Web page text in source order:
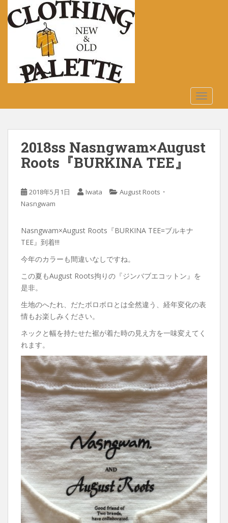
n
2018ss Nasngwam×August
Roots『BURKINA TEE』
2018年5月1日 Iwata August Roots ・
Nasngwam
Nasngwam×August Roots『BURKINA TEE=ブルキナ
TEE』到着!!!
今年のカラーも間違いなしですね。
この夏もAugust Roots拘りの『ジンバブエコットン』を
是非。
生地のへたれ、だたボロボロとは全然違う、経年変化の表
情もお楽しみください。
ネックと幅を持たせた裾が着た時の見え方を一味変えてく
れます。